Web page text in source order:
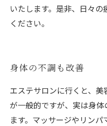
いたします。是非、日々
ください。
身体の不調も改善
エステサロンに行くと、
が一般的ですが、実は身
ます。マッサージやリン